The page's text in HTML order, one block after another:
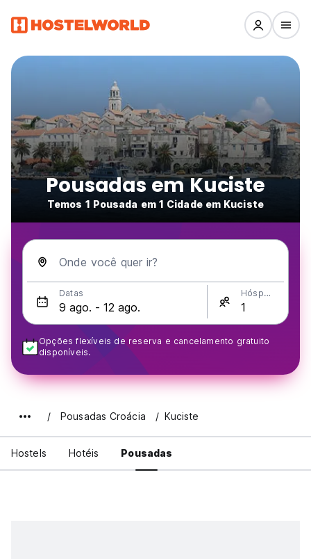
Pousadas em Kuciste
Temos 1 Pousada em 1 Cidade em Kuciste
Onde você quer ir?
Datas Hóspedes
Opções flexíveis de reserva e cancelamento gratuito
disponíveis.
Pousadas Croácia Kuciste
Hostels Hotéis Pousadas